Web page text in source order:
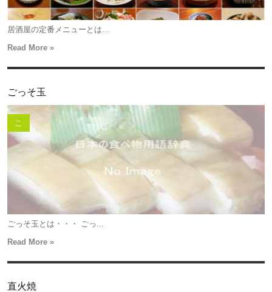
居酒屋の定番メニューとは...
Read More »
ごっそ玉
こ
ごっそ玉とは・・・ ごっ...
Read More »
直火焼